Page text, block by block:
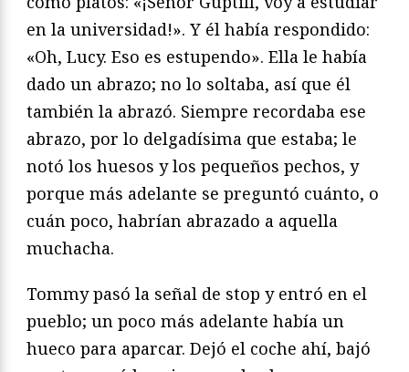
en la universidad!». Y él había respondido:
«Oh, Lucy. Eso es estupendo». Ella le había
dado un abrazo; no lo soltaba, así que él
también la abrazó. Siempre recordaba ese
abrazo, por lo delgadísima que estaba; le
notó los huesos y los pequeños pechos, y
porque más adelante se preguntó cuánto, o
cuán poco, habrían abrazado a aquella
muchacha.
Tommy pasó la señal de stop y entró en el
pueblo; un poco más adelante había un
hueco para aparcar. Dejó el coche ahí, bajó